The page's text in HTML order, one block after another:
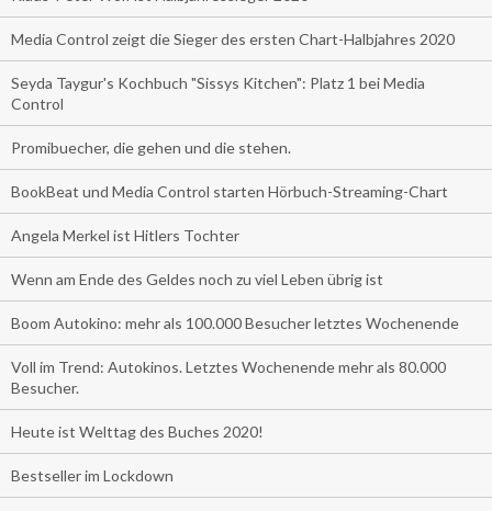
Media Control zeigt die Sieger des ersten Chart-Halbjahres 2020
Seyda Taygur's Kochbuch "Sissys Kitchen": Platz 1 bei Media
Control
Promibuecher, die gehen und die stehen.
BookBeat und Media Control starten Hörbuch-Streaming-Chart
Angela Merkel ist Hitlers Tochter
Wenn am Ende des Geldes noch zu viel Leben übrig ist
Boom Autokino: mehr als 100.000 Besucher letztes Wochenende
Voll im Trend: Autokinos. Letztes Wochenende mehr als 80.000
Besucher.
Heute ist Welttag des Buches 2020!
Bestseller im Lockdown